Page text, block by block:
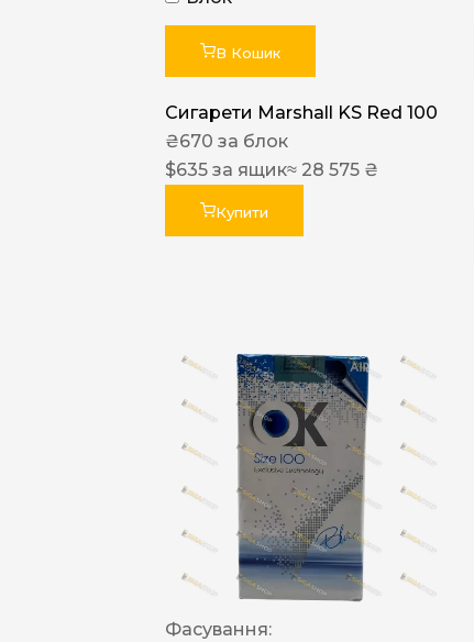
В Кошик
Сигарети Marshall KS Red 100
₴670 за блок
$635 за ящик≈ 28 575 ₴
Купити
Фасування: